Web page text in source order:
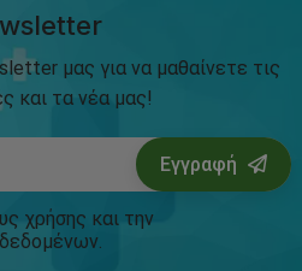
μας για να μαθαίνετε τις
και τα νέα μας!
Εγγραφή
χρήσης και την
.